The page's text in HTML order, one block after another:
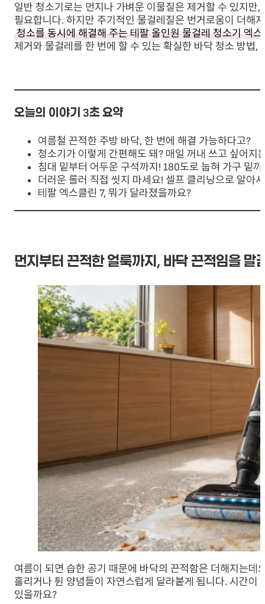
일반 청소기로는 먼지나 가벼운 이물질은 제거할 수 있지
필요합니다. 하지만 주기적인 물걸레질은 번거로움이 더해
청소를 동시에 해결해 주는 테팔 올인원 물걸레 청소기 엑
제거와 물걸레를 한 번에 할 수 있는 확실한 바닥 청소 방법,
오늘의 이야기 3초 요약
여름철 끈적한 주방 바닥, 한 번에 해결 가능하다고?
청소기가 이렇게 간편해도 돼? 매일 꺼내 쓰고 싶어지
침대 밑부터 어두운 구석까지! 180도로 눕혀 가구 밑
더러운 롤러 직접 씻지 마세요! 셀프 클리닝으로 알아
테팔 엑스클린 7, 뭐가 달라졌을까요?
먼지부터 끈적한 얼룩까지, 바닥 끈적임을 말
여름이 되면 습한 공기 때문에 바닥의 끈적함은 더해지는데
흘리거나 튄 양념들이 자연스럽게 달라붙게 됩니다. 시간이
있을까요?